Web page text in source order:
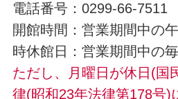
電話番号：0299-66-7511
開館時間：営業期間中の
時休館日：営業期間中の
ただし、月曜日が休日(国
律(昭和23年法律第178号)